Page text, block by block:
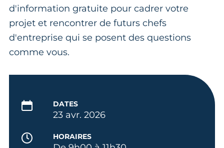
d'information gratuite pour cadrer votre
projet et rencontrer de futurs chefs
d'entreprise qui se posent des questions
comme vous.
DATES
23 avr. 2026
HORAIRES